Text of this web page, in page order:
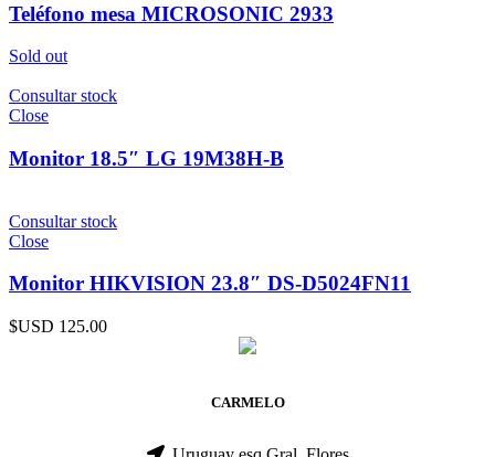
Teléfono mesa MICROSONIC 2933
Sold out
Consultar stock
Close
Monitor 18.5″ LG 19M38H-B
Consultar stock
Close
Monitor HIKVISION 23.8″ DS-D5024FN11
$USD 125.00
CARMELO